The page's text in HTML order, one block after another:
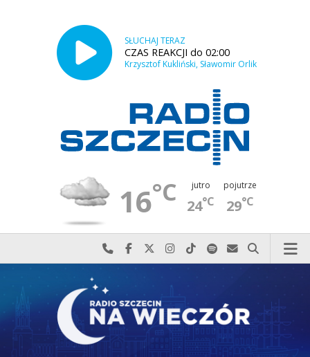
SŁUCHAJ TERAZ
CZAS REAKCJI do 02:00
Krzysztof Kukliński, Sławomir Orlik
16°C jutro
24°C
pojutrze
29°C
Najlepiej po prostu do nas zadzwoń
Odwiedź nas na Facebook-u
Odwiedź nas na X
Odwiedź nas na Instagram-ie
Odwiedź nas na TikTok-u
Szukaj nas na Spotify
Wyślij do nas
Szukaj